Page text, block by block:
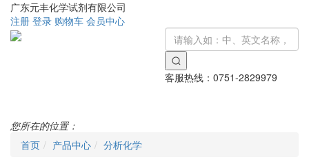
广东元丰化学试剂有限公司
注册 登录 购物车 会员中心
客服热线： 0751-2829979
您所在的位置：
首页
产品中心 分析化学